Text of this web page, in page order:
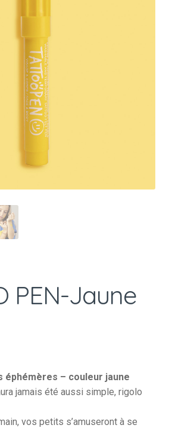
PEN-Jaune
éphémères – couleur jaune
jamais été aussi simple, rigolo
vos petits s’amuseront à se